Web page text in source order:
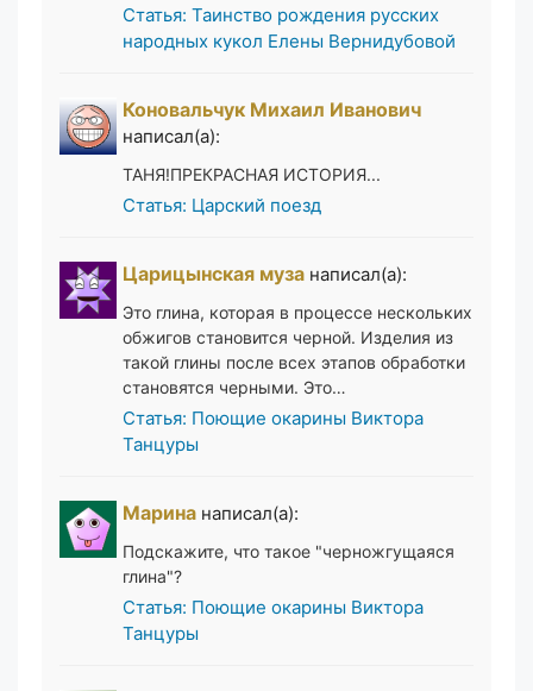
Статья: Таинство рождения русских
народных кукол Елены Вернидубовой
Коновальчук Михаил Иванович
написал(а):
ТАНЯ!ПРЕКРАСНАЯ ИСТОРИЯ...
Статья: Царский поезд
Царицынская муза написал(а):
Это глина, которая в процессе нескольких
обжигов становится черной. Изделия из
такой глины после всех этапов обработки
становятся черными. Это…
Статья: Поющие окарины Виктора
Танцуры
Марина написал(а):
Подскажите, что такое "черножгущаяся
глина"?
Статья: Поющие окарины Виктора
Танцуры